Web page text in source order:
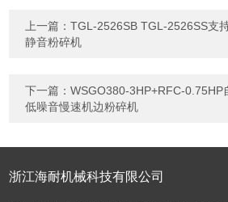
上一篇：TGL-2526SB TGL-2526SS支
静音粉碎机
下一篇：WSGO380-3HP+RFC-0.75HP
低噪音慢速机边粉碎机
浙江海耐机械科技有限公司